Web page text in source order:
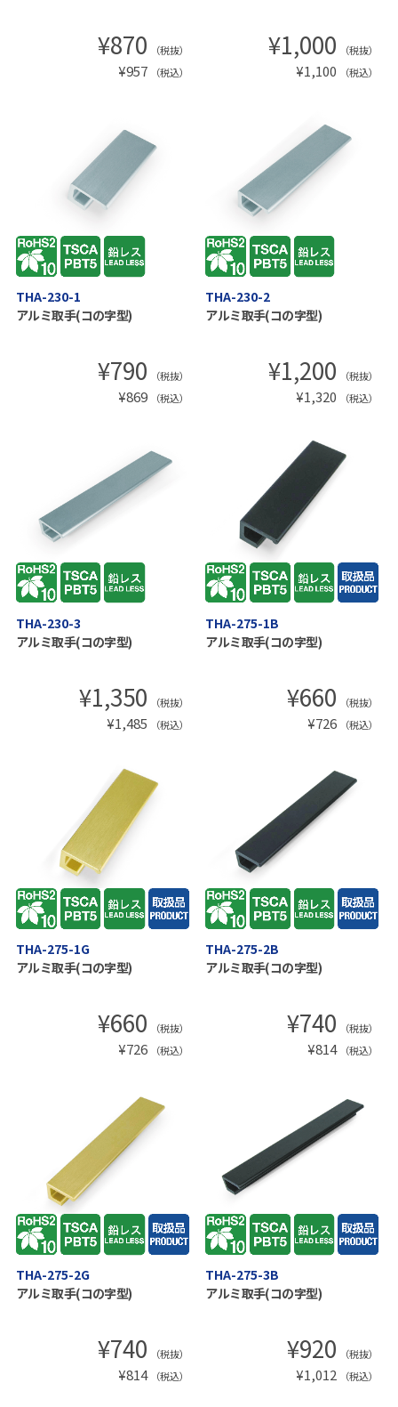
¥870 （税抜）
¥957 （税込）
¥1,000 （税抜）
¥1,100 （税込）
THA-230-1
アルミ取手(コの字型)
¥790 （税抜）
¥869 （税込）
THA-230-2
アルミ取手(コの字型)
¥1,200 （税抜）
¥1,320 （税込）
THA-230-3
アルミ取手(コの字型)
¥1,350 （税抜）
¥1,485 （税込）
THA-275-1B
アルミ取手(コの字型)
¥660 （税抜）
¥726 （税込）
THA-275-1G
アルミ取手(コの字型)
¥660 （税抜）
¥726 （税込）
THA-275-2B
アルミ取手(コの字型)
¥740 （税抜）
¥814 （税込）
THA-275-2G
アルミ取手(コの字型)
¥740 （税抜）
¥814 （税込）
THA-275-3B
アルミ取手(コの字型)
¥920 （税抜）
¥1,012 （税込）